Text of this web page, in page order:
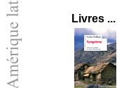
Livres ...